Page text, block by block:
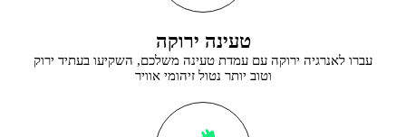
טעינה ירוקה
עברו לאנרגיה ירוקה עם עמדת טעינה משלכם, השקיעו בעתיד ירוק
וטוב יותר נטול זיהומי אוויר